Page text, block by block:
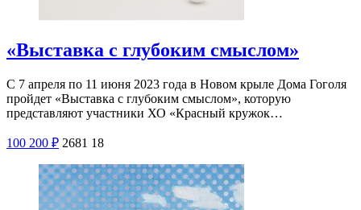
«Выставка с глубоким смыслом»
С 7 апреля по 11 июня 2023 года в Новом крыле Дома Гоголя
пройдет «Выставка с глубоким смыслом», которую
представляют участники ХО «Красный кружок…
100 200 ₽ 2681 18